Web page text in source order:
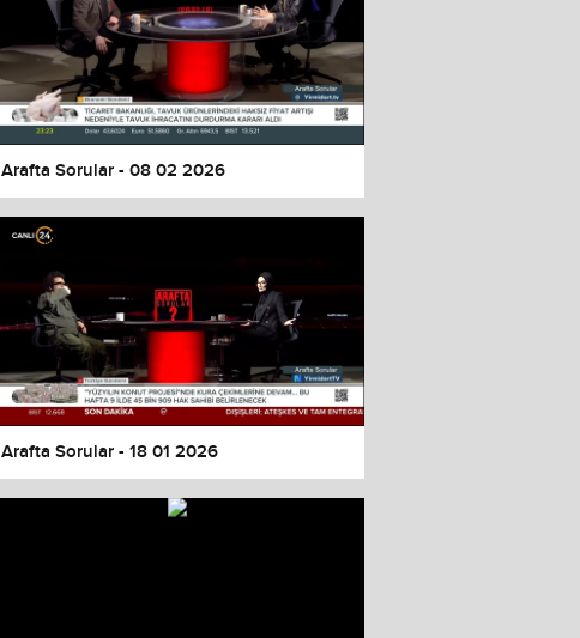
Arafta Sorular - 08 02 2026
Arafta Sorular - 18 01 2026